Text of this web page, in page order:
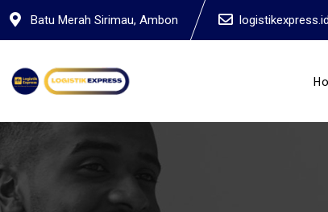
Skip
Batu Merah Sirimau, Ambon